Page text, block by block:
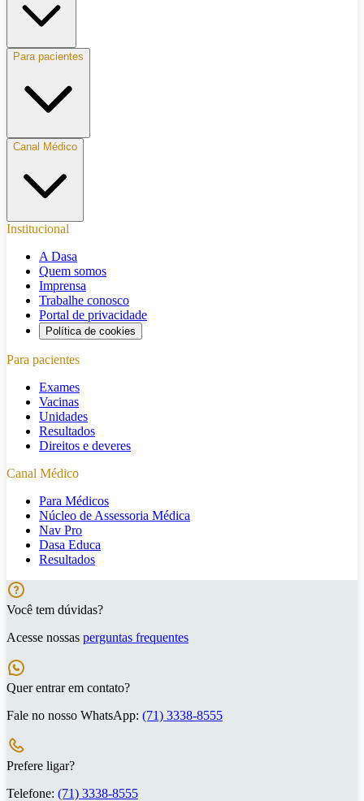
Para pacientes
Canal Médico
Institucional
A Dasa
Quem somos
Imprensa
Trabalhe conosco
Portal de privacidade
Política de cookies
Para pacientes
Exames
Vacinas
Unidades
Resultados
Direitos e deveres
Canal Médico
Para Médicos
Núcleo de Assessoria Médica
Nav Pro
Dasa Educa
Resultados
Você tem dúvidas?
Acesse nossas perguntas frequentes
Quer entrar em contato?
Fale no nosso WhatsApp: (71) 3338-8555
Prefere ligar?
Telefone: (71) 3338-8555